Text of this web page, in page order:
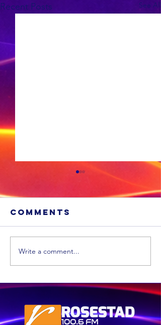
Recent Posts See All
MK-party:
'Phala Phala
word'
Comments
Write a comment...